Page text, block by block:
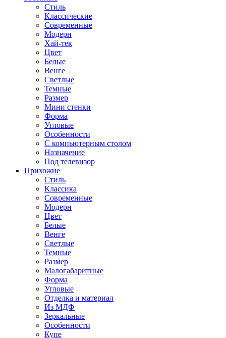
Стиль
Классические
Современные
Модерн
Хай-тек
Цвет
Белые
Венге
Светлые
Темные
Размер
Мини стенки
Форма
Угловые
Особенности
С компьютерным столом
Назначение
Под телевизор
Прихожие
Стиль
Классика
Современные
Модерн
Цвет
Белые
Венге
Светлые
Темные
Размер
Малогабаритные
Форма
Угловые
Отделка и материал
Из МДФ
Зеркальные
Особенности
Купе